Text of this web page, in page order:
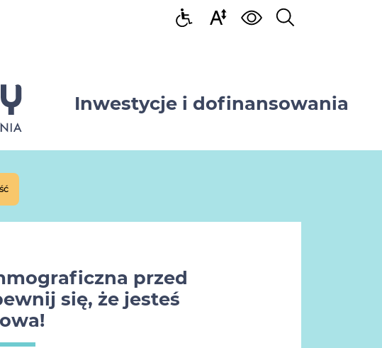
Inwestycje i dofinansowania
przed
się, że jesteś